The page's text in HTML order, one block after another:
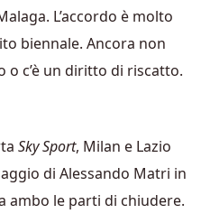
L’accordo è molto
biennale. Ancora non
o c’è un diritto di riscatto.
Sky Sport, Milan e Lazio
di Alessando Matri in
ambo le parti di chiudere.